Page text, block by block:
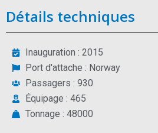
Détails techniques
Inauguration : 2015
Port d'attache : Norway
Passagers : 930
Équipage : 465
Tonnage : 48000